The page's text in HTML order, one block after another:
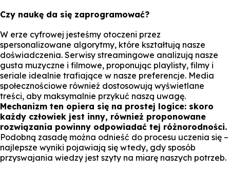
Czy naukę da się zaprogramować?
W erze cyfrowej jesteśmy otoczeni przez
spersonalizowane algorytmy, które kształtują nasze
doświadczenia. Serwisy streamingowe analizują nasze
gusta muzyczne i filmowe, proponując playlisty, filmy i
seriale idealnie trafiające w nasze preferencje. Media
społecznościowe również dostosowują wyświetlane
treści, aby maksymalnie przykuć naszą uwagę.
Mechanizm ten opiera się na prostej logice: skoro
każdy człowiek jest inny, również proponowane
rozwiązania powinny odpowiadać tej różnorodności.
Podobną zasadę można odnieść do procesu uczenia się –
najlepsze wyniki pojawiają się wtedy, gdy sposób
przyswajania wiedzy jest szyty na miarę naszych potrzeb.